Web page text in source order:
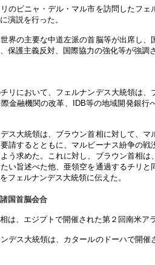
リのビニャ・デル・マル市を訪問したフ
演説を行った。
世界の主要な中道左派の首脳等が出席し
保護主義反対、国際協力の強化等が強調
チリにおいて、フェルナンデス大統領は
金融機関の改革、IDB等の地域開発銀
デス大統領は、ブラウン首相に対して、
請するとともに、マルビーナス紛争の
う求めた。これに対し、ブラウン首相
い旨述べた他、亜領空を通過するチリ
フェルナンデス大統領に伝えた。
国首脳会合
相は、エジプトで開催された第２回南米
ンデス大統領は、カタールのドーハで開